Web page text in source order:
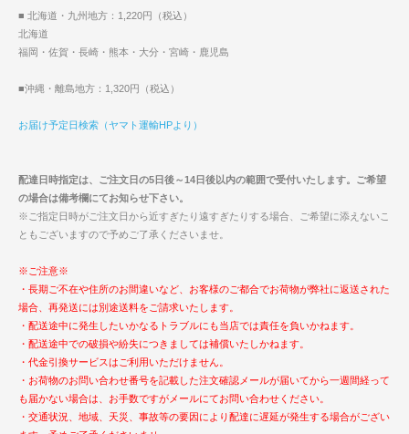
■ 北海道・九州地方：1,220円（税込）
北海道
福岡・佐賀・長崎・熊本・大分・宮崎・鹿児島
■沖縄・離島地方：1,320円（税込）
お届け予定日検索（ヤマト運輸HPより）
配達日時指定は、ご注文日の5日後～14日後以内の範囲で受付いたします。ご希望
の場合は備考欄にてお知らせ下さい。
※ご指定日時がご注文日から近すぎたり遠すぎたりする場合、ご希望に添えないこ
ともございますので予めご了承くださいませ。
※ご注意※
・長期ご不在や住所のお間違いなど、お客様のご都合でお荷物が弊社に返送された
場合、再発送には別途送料をご請求いたします。
・配送途中に発生したいかなるトラブルにも当店では責任を負いかねます。
・配送途中での破損や紛失につきましては補償いたしかねます。
・代金引換サービスはご利用いただけません。
・お荷物のお問い合わせ番号を記載した注文確認メールが届いてから一週間経って
も届かない場合は、お手数ですがメールにてお問い合わせください。
・交通状況、地域、天災、事故等の要因により配達に遅延が発生する場合がござい